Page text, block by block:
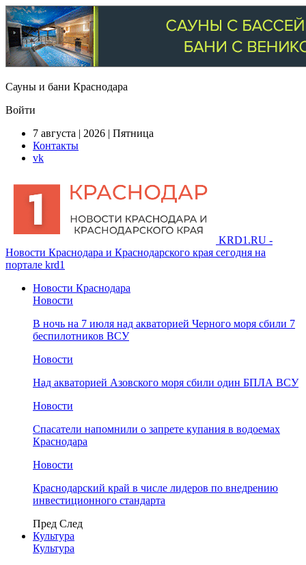
Сауны и бани Краснодара
Войти
7 августа | 2026 | Пятница
Контакты
vk
KRD1.RU -
Новости Краснодара и Краснодарского края сегодня на
портале krd1
Новости Краснодара
Новости
В ночь на 7 июля над акваторией Черного моря сбили 7
беспилотников ВСУ
Новости
Над акваторией Азовского моря сбили один БПЛА ВСУ
Новости
Спасатели напомнили о запрете купания в водоемах
Краснодара
Новости
Краснодарский край в числе лидеров по внедрению
инвестиционного стандарта
Пред След
Культура
Культура